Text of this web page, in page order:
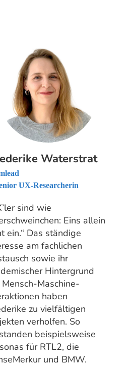
Waterstrat
UX-Researcherin
sind wie
Eins allein
ein.“ Das ständige
am fachlichen
sowie ihr
Hintergrund
Maschine-
haben
zu vielfältigen
verholfen. So
beispielsweise
für RTL2, die
und BMW.